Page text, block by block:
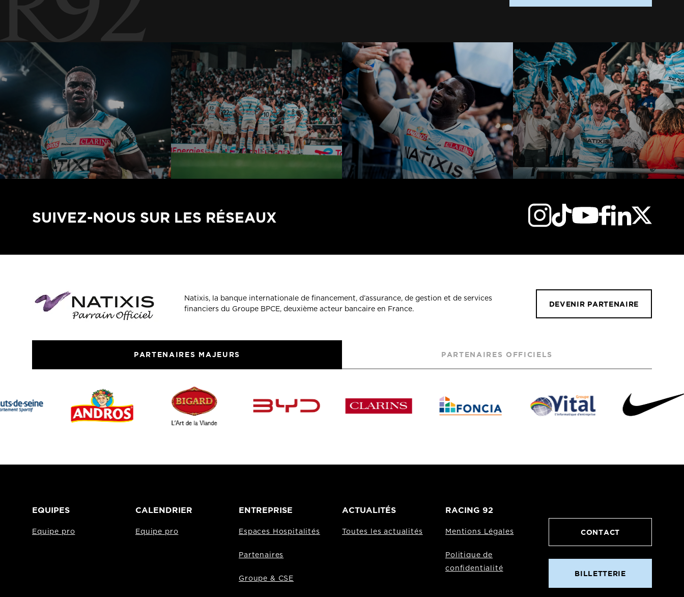
SUIVEZ-NOUS SUR LES RÉSEAUX
Natixis, la banque internationale de financement, d’assurance, de gestion et de services
financiers du Groupe BPCE, deuxième acteur bancaire en France.
DEVENIR PARTENAIRE
PARTENAIRES MAJEURS PARTENAIRES OFFICIELS
EQUIPES
Equipe pro
CALENDRIER
Equipe pro
ENTREPRISE
Espaces Hospitalités
Partenaires
Groupe & CSE
ACTUALITÉS
Toutes les actualités
RACING 92
Mentions Légales
Politique de
confidentialité
CONTACT
BILLETTERIE